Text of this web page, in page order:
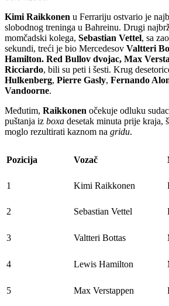
Kimi Raikkonen u Ferrariju ostvario je
slobodnog treninga u Bahreinu. Drugi
momčadski kolega, Sebastian Vettel, sa
sekundi, treći je bio Mercedesov Valtteri
Hamilton. Red Bullov dvojac, Max
Ricciardo, bili su peti i šesti. Krug
Hulkenberg, Pierre Gasly, Fernando
Vandoorne.
Međutim, Raikkonen očekuje odluku
puštanja iz boxa desetak minuta prije kraja,
moglo rezultirati kaznom na gridu.
Pozicija Vozač
1 Kimi Raikkonen
2 Sebastian Vettel
3 Valtteri Bottas
4 Lewis Hamilton
5 Max Verstappen